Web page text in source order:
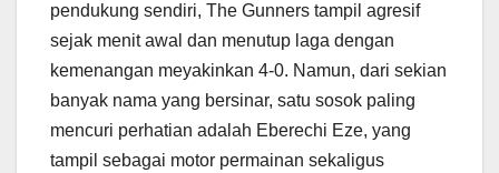
pendukung sendiri, The Gunners tampil agresif
sejak menit awal dan menutup laga dengan
kemenangan meyakinkan 4-0. Namun, dari sekian
banyak nama yang bersinar, satu sosok paling
mencuri perhatian adalah Eberechi Eze, yang
tampil sebagai motor permainan sekaligus